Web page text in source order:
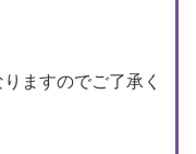
ますのでご了承く